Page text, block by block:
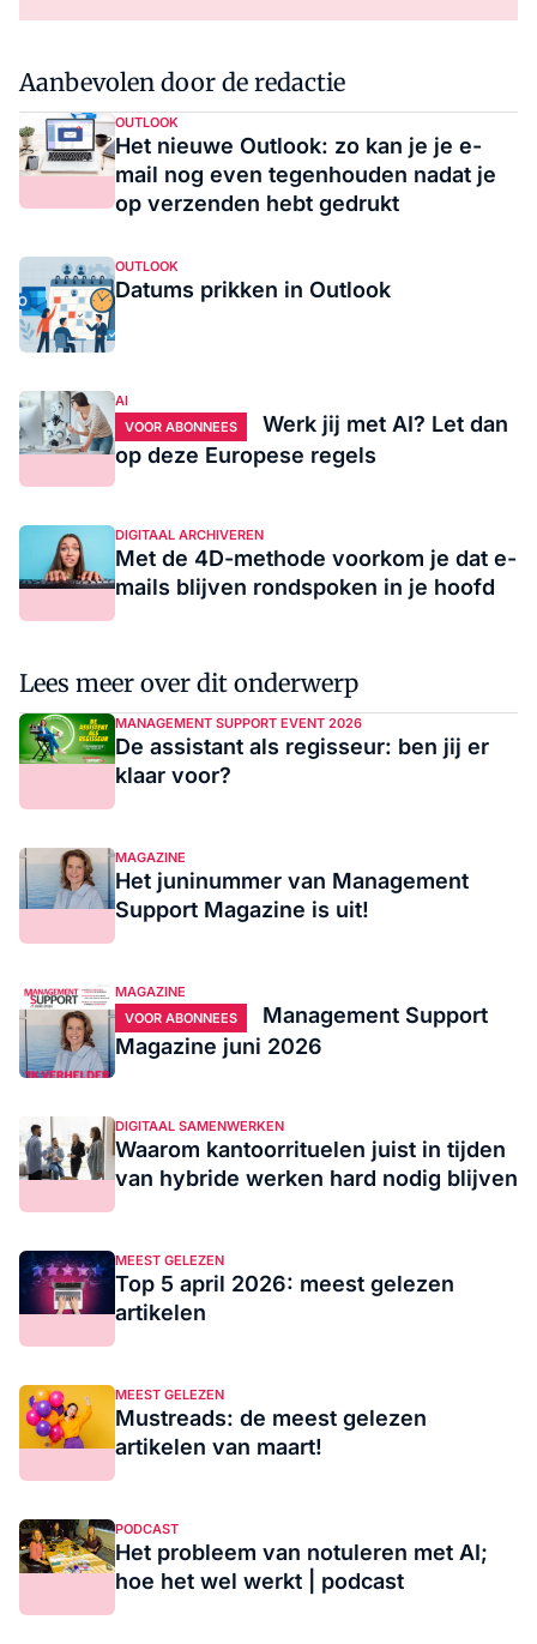
Aanbevolen door de redactie
OUTLOOK
Het nieuwe Outlook: zo kan je je e-
mail nog even tegenhouden nadat je
op verzenden hebt gedrukt
OUTLOOK
Datums prikken in Outlook
AI
VOOR ABONNEES
Werk jij met AI? Let dan
op deze Europese regels
DIGITAAL ARCHIVEREN
Met de 4D-methode voorkom je dat e-
mails blijven rondspoken in je hoofd
Lees meer over dit onderwerp
MANAGEMENT SUPPORT EVENT 2026
De assistant als regisseur: ben jij er
klaar voor?
MAGAZINE
Het juninummer van Management
Support Magazine is uit!
MAGAZINE
VOOR ABONNEES
Management Support
Magazine juni 2026
DIGITAAL SAMENWERKEN
Waarom kantoorrituelen juist in tijden
van hybride werken hard nodig blijven
MEEST GELEZEN
Top 5 april 2026: meest gelezen
artikelen
MEEST GELEZEN
Mustreads: de meest gelezen
artikelen van maart!
PODCAST
Het probleem van notuleren met AI;
hoe het wel werkt | podcast